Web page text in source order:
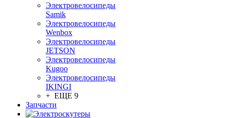
Электровелосипеды
Samik
Электровелосипеды
Wenbox
Электровелосипеды
JETSON
Электровелосипеды
Kugoo
Электровелосипеды
IKINGI
+ ЕЩЕ 9
Запчасти